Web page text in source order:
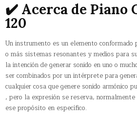
✔️ Acerca de Piano
120
Un instrumento es un elemento conformado
o más sistemas resonantes y medios para
la intención de generar sonido en uno o
ser combinados por un intérprete para
cualquier cosa que genere sonido armónico
, pero la expresión se reserva,
ese propósito en específico.